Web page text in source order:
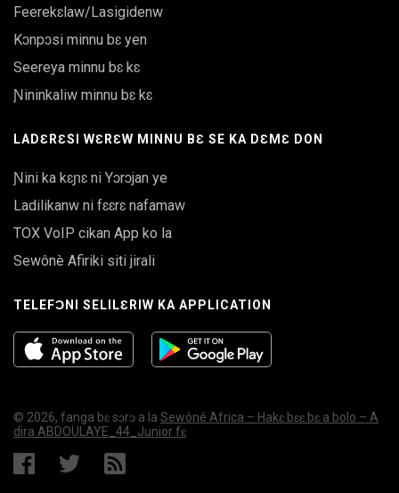
Feerekɛlaw/Lasigidenw
Kɔnpɔsi minnu bɛ yen
Seereya minnu bɛ kɛ
Ɲininkaliw minnu bɛ kɛ
LADƐRƐSI WƐRƐW MINNU BƐ SE KA DƐMƐ DON
Ɲini ka kɛɲɛ ni Yɔrɔjan ye
Ladilikanw ni fɛɛrɛ nafamaw
TOX VoIP cikan App ko la
Sewônè Afiriki siti jirali
TELEFƆNI SELILƐRIW KA APPLICATION
© 2026, fanga bɛ sɔrɔ a la Sewôné Africa – Hakɛ bɛɛ bɛ a bolo – A
dira ABDOULAYE_44_Junior fɛ